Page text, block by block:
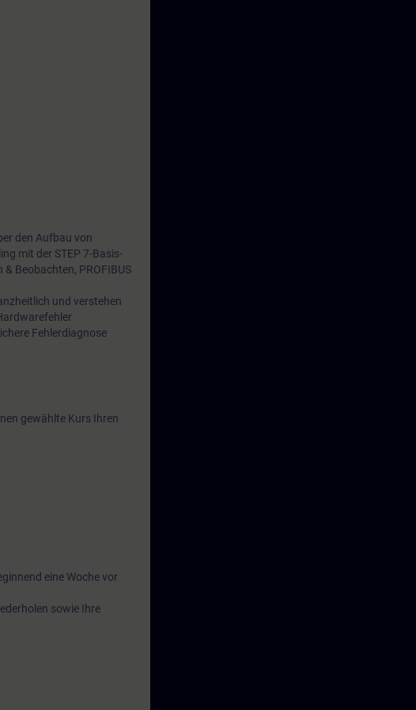
den Aufbau von
mit der STEP 7-Basis-
Beobachten, PROFIBUS
und verstehen
Fehlerdiagnose
gewählte Kurs Ihren
eine Woche vor
sowie Ihre